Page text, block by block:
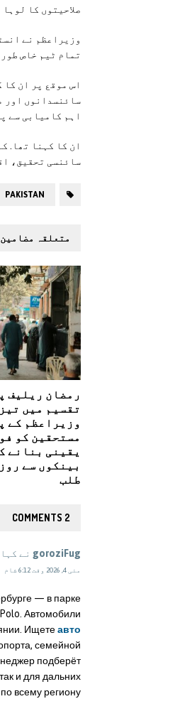
صلاحیتوں کا لوہا
وزیراعظم نے
تمام ٹیم خاص
اس موقع پر ان
سائنسدانوں اور
اہم کامیابی سے
ان کا کہنا تھا.
سائنسی تحقیق،
PAKISTAN
متعلقہ مضامین
رمضان ریلیف
تقسیم میں
وزیراعظم کے
مستحقین کو
یقینی بنانے
بینکوں سے
طلب
2 COMMENTS
goroziFug نے
مئی 4, 2026 وقت 6:12 شام
— в парке
Автомобили
Ищетеавто
семейной
подберёт
и для дальних
всему региону.